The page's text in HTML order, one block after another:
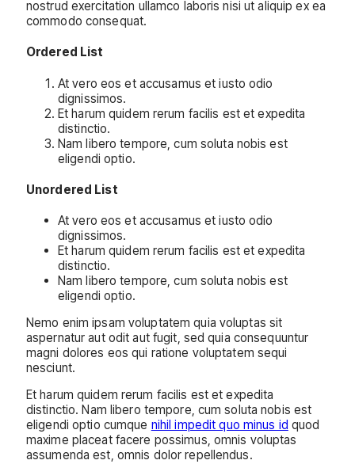
nostrud exercitation ullamco laboris nisi ut aliquip ex ea
commodo consequat.
Ordered List
At vero eos et accusamus et iusto odio
dignissimos.
Et harum quidem rerum facilis est et expedita
distinctio.
Nam libero tempore, cum soluta nobis est
eligendi optio.
Unordered List
At vero eos et accusamus et iusto odio
dignissimos.
Et harum quidem rerum facilis est et expedita
distinctio.
Nam libero tempore, cum soluta nobis est
eligendi optio.
Nemo enim ipsam voluptatem quia voluptas sit
aspernatur aut odit aut fugit, sed quia consequuntur
magni dolores eos qui ratione voluptatem sequi
nesciunt.
Et harum quidem rerum facilis est et expedita
distinctio. Nam libero tempore, cum soluta nobis est
eligendi optio cumque nihil impedit quo minus id quod
maxime placeat facere possimus, omnis voluptas
assumenda est, omnis dolor repellendus.